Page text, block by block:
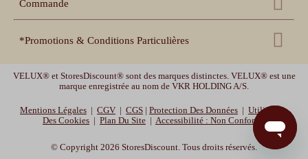
Accessoires
Espace pro revendeur
Espace collectivités
Vidéos de pose
Commande
Délais de livraison et garanties
*Promotions & Conditions Particulières
Livraison offerteuniquement sur les volets roulants. Livraison offerte en France
métropolitaine (hors Corse, Belgique, et Luxembourg). Offre valable jusqu'au
MOTOR10 -10% sur les volets roulants, les stores enrouleurs et les stores bateaux
avec le code promotionnel MOTOR10. Offre valable jusqu'au 12/08/2026 -10h.
VELUX® et StoresDiscount® sont des marques distinctes. VELUX® est une
marque enregistrée au nom de VKR HOLDING A/S.
Mentions Légales | CGV | CGS | Protection Des Données | Utilisation
Des Cookies | Plan Du Site | Accessibilité : Non Conforme
© Copyright 2026 StoresDiscount. Tous droits réservés.